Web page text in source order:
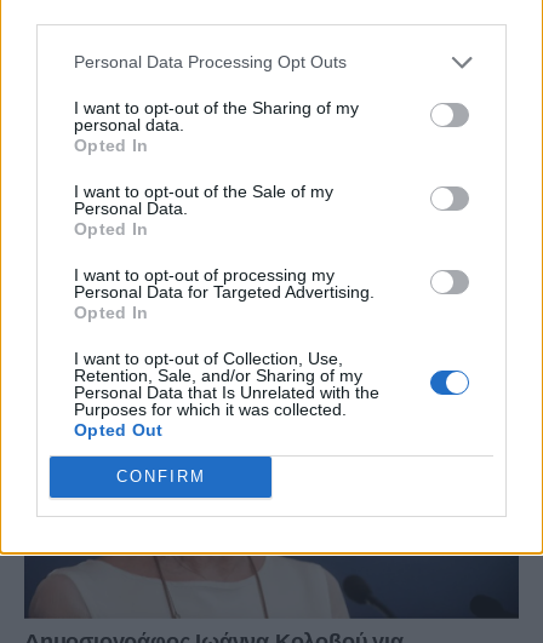
Personal Data Processing Opt Outs
I want to opt-out of the Sharing of my
personal data.
Opted In
I want to opt-out of the Sale of my
Personal Data.
Opted In
I want to opt-out of processing my
Personal Data for Targeted Advertising.
Opted In
I want to opt-out of Collection, Use,
Retention, Sale, and/or Sharing of my
Personal Data that Is Unrelated with the
Purposes for which it was collected.
Opted Out
CONFIRM